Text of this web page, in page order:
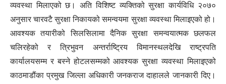
व्यवस्था मिलाएको छ। अति विशिष्ट व्यक्तिको सुरक्षा कार्यविधि २०७०
अनुसार चारवटै सुरक्षा निकायको समन्वयमा सुरक्षा व्यवस्था मिलाइएको हो।
आवश्यक तयारीको सिलसिलामा दैनिक सुरक्षा समन्वयात्मक छलफल
चलिरहेको र त्रिभुवन अन्तर्राष्ट्रिय विमानस्थलदेखि राष्ट्रपति
कार्यालयसम्म र बस्ने होटलसम्मको आवश्यक सुरक्षा व्यवस्था मिलाइएको
काठमाडौंका प्रमुख जिल्ला अधिकारी जनकराज दाहालले जानकारी दिए।